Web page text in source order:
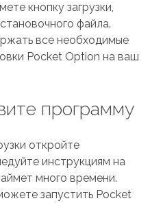
кнопку загрузки,
файла.
все необходимые
Pocket Option на ваш
программу
откройте
инструкциям на
много времени.
запустить Pocket